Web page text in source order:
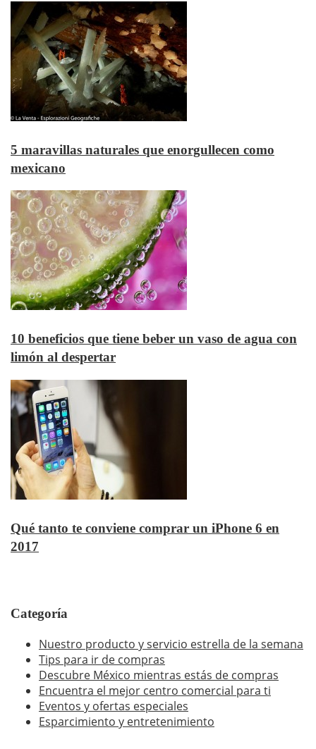
5 maravillas naturales que enorgullecen como
mexicano
10 beneficios que tiene beber un vaso de agua con
limón al despertar
Qué tanto te conviene comprar un iPhone 6 en
2017
Categoría
Nuestro producto y servicio estrella de la semana
Tips para ir de compras
Descubre México mientras estás de compras
Encuentra el mejor centro comercial para ti
Eventos y ofertas especiales
Esparcimiento y entretenimiento